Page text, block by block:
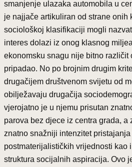
smanjenje ulazaka automobila u
je najjače artikuliran od strane onih
sociološkoj klasifikaciji mogli
interes dolazi iz onog klasnog
ekonomsku snagu nije bitno različit
pripadao. No po brojnim drugim
drugačijem društvenom svijetu od
obilježavaju drugačija
vjerojatno je u njemu prisutan
parova bez djece iz centra grada,
znatno snažniji intenzitet
postmaterijalističkih vrijednosti kao
struktura socijalnih aspiracija. Ovo